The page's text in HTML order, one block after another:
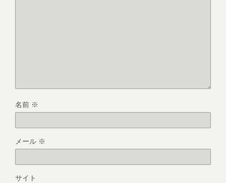
名前 ※
メール ※
サイト